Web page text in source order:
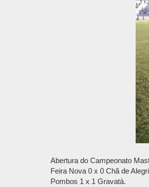
Abertura do Campeonato
Feira Nova 0 x 0 Chã de
Pombos 1 x 1 Gravatá.